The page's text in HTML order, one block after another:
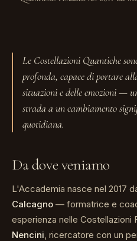
Le Costellazioni Quantiche
profonda, capace di portare
situazioni e delle emozioni —
strada a un cambiamento
quotidiana.
Da dove veniamo
L'Accademia nasce nel 2017
Calcagno — formatrice e
esperienza nelle Costellazioni
Nencini , ricercatore con un